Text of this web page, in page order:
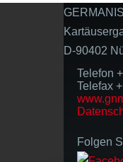
D-90402
Telefon
Telefax
Folgen